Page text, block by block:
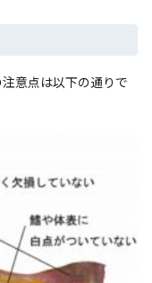
意点は以下の通りで